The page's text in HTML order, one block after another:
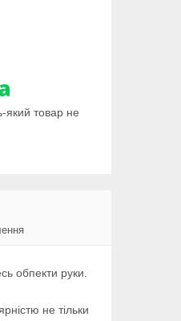
який товар не
обпекти руки.
не тільки